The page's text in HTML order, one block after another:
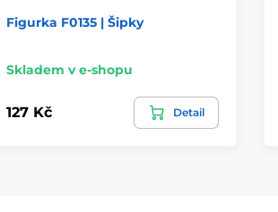
Figurka F0135 | Šipky
Skladem v e-shopu
127 Kč Detail